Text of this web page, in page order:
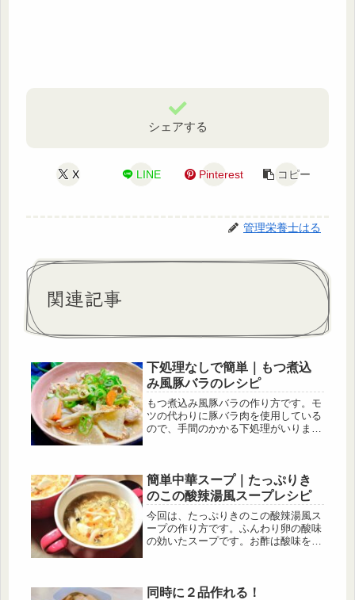
シェアする
X LINE Pinterest コピー
管理栄養士はる
関連記事
下処理なしで簡単｜もつ煮込
み風豚バラのレシピ
もつ煮込み風豚バラの作り方です。モ
ツの代わりに豚バラ肉を使用している
ので、手間のかかる下処理がいりませ
お好きなお肉で作ってみて下さい。
簡単中華スープ｜たっぷりき
のこの酸辣湯風スープレシピ
今回は、たっぷりきのこの酸辣湯風ス
ープの作り方です。ふんわり卵の酸味
の効いたスープです。お酢は酸味を出
は穀物酢や黒酢がよく合います。
同時に２品作れる！